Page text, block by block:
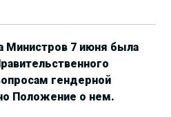
Министров 7 июня была
гендерной
Положение о нем.